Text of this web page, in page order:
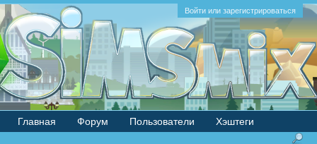
Войти или зарегистрироваться
Главная Форум Пользователи Хэштеги